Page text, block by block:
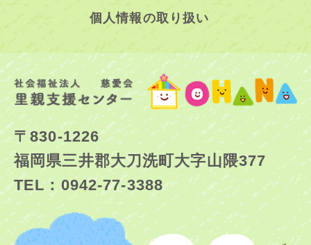
個人情報の取り扱い
〒830-1226
福岡県三井郡大刀洗町大字山隈377
TEL：0942-77-3388